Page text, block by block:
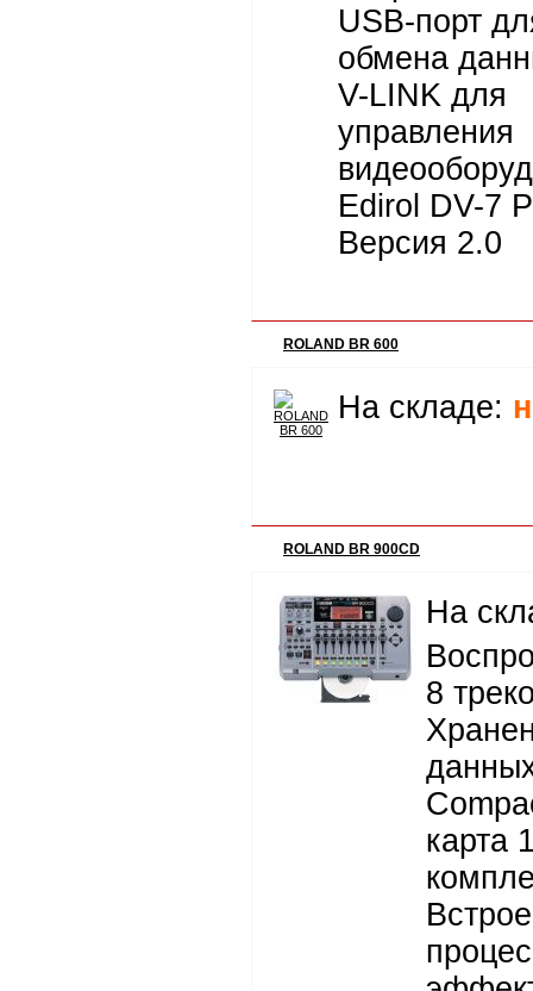
USB-порт
обмена
V-LINK для
управления
Edirol DV-7
Версия 2.0
ROLAND BR 600
На складе:
ROLAND BR 900CD
На
8
карта